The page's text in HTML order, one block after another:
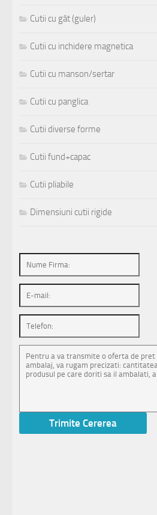
Cutii cu gât (guler)
Cutii cu inchidere magnetica
Cutii cu manson/sertar
Cutii cu panglica
Cutii diverse forme
Cutii fund+capac
Cutii pliabile
Dimensiuni cutii rigide